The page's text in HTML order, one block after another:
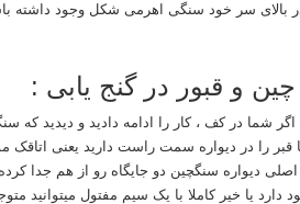
بالای سر خود سنگی اهرمی شکل وجود داشته
و قبور در گنج یابی :
شما در کف ، کار را ادامه دادید و دیدید که
قبر را در دیواره سمت راست دارید یعنی اتاقک
دیواره سنگچین دو جایگاه رو از هم جدا
یا خیر کاملا با یک سیم مفتول میتوانید